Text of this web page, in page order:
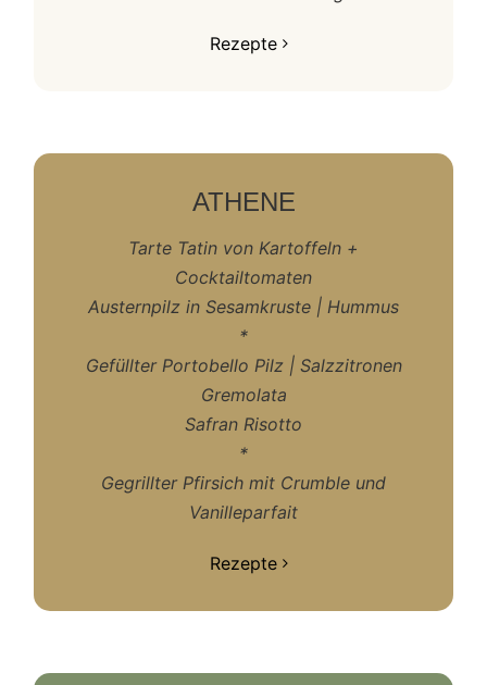
Rezepte
ATHENE
Tarte Tatin von Kartoffeln +
Cocktailtomaten
Austernpilz in Sesamkruste | Hummus
*
Gefüllter Portobello Pilz | Salzzitronen
Gremolata
Safran Risotto
*
Gegrillter Pfirsich mit Crumble und
Vanilleparfait
Rezepte